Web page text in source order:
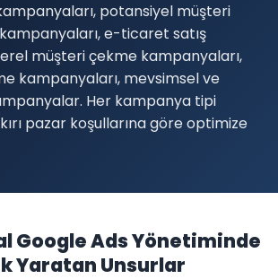
potansiyel müşteri
e-ticaret satış
müşteri çekme kampanyaları,
kampanyaları, mevsimsel ve
Her kampanya tipi
pazar koşullarına göre optimize
Google Ads Yönetiminde
Yaratan Unsurlar